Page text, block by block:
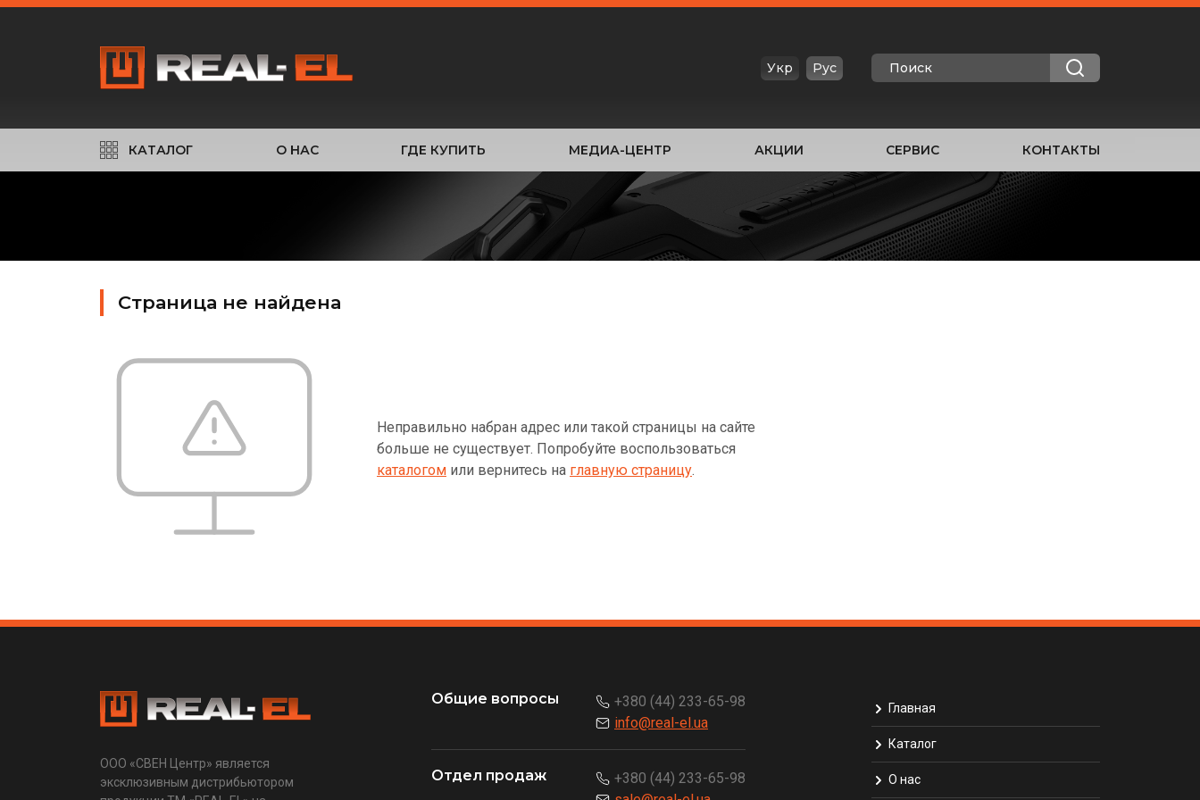
Укр Рус
КАТАЛОГ О НАС ГДЕ КУПИТЬ МЕДИА-ЦЕНТР АКЦИИ СЕРВИС КОНТАКТЫ
Страница не найдена
Неправильно набран адрес или такой страницы на сайте
больше не существует. Попробуйте воспользоваться
каталогом или вернитесь на главную страницу.
ООО «СВЕН Центр» является
эксклюзивным дистрибьютором
Общие вопросы
+380 (44) 233-65-98
info@real-el.ua
Отдел продаж
+380 (44) 233-65-98
Главная
Каталог
О нас